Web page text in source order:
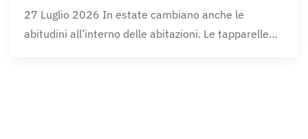
27 Luglio 2026 In estate cambiano anche le
abitudini all’interno delle abitazioni. Le tapparelle…